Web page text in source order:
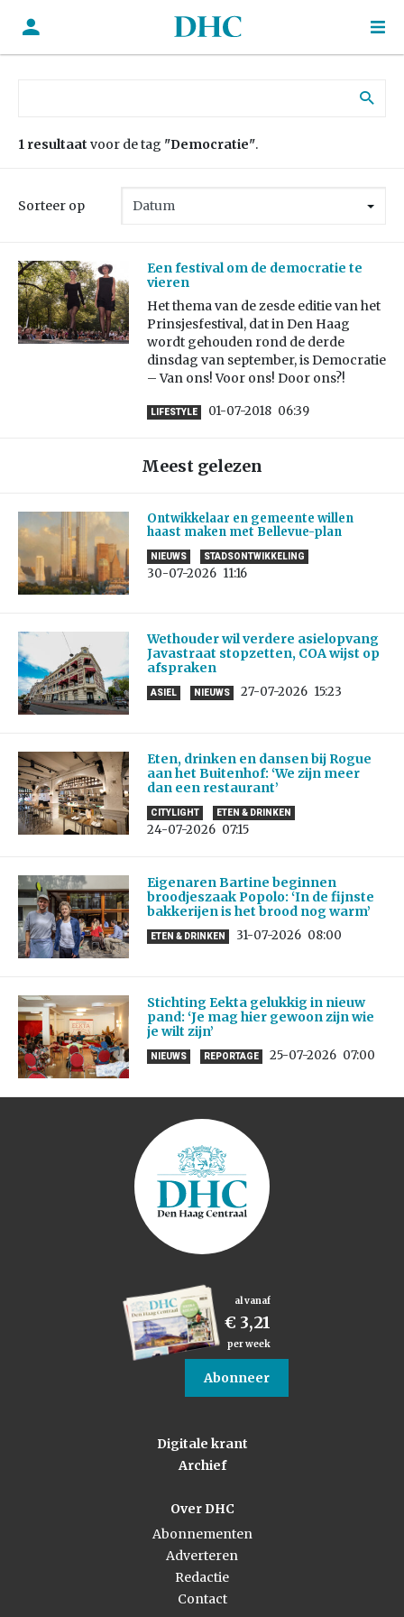
1 resultaat voor de tag "Democratie".
Sorteer op
Een festival om de democratie te
vieren
Het thema van de zesde editie van het
Prinsjesfestival, dat in Den Haag
wordt gehouden rond de derde
dinsdag van september, is Democratie
– Van ons! Voor ons! Door ons?!
LIFESTYLE 01-07-2018 06:39
Meest gelezen
Ontwikkelaar en gemeente willen
haast maken met Bellevue-plan
NIEUWS STADSONTWIKKELING
30-07-2026 11:16
Wethouder wil verdere asielopvang
Javastraat stopzetten, COA wijst op
afspraken
ASIEL NIEUWS 27-07-2026 15:23
Eten, drinken en dansen bij Rogue
aan het Buitenhof: ‘We zijn meer
dan een restaurant’
CITYLIGHT ETEN & DRINKEN
24-07-2026 07:15
Eigenaren Bartine beginnen
broodjeszaak Popolo: ‘In de fijnste
bakkerijen is het brood nog warm’
ETEN & DRINKEN 31-07-2026 08:00
Stichting Eekta gelukkig in nieuw
pand: ‘Je mag hier gewoon zijn wie
je wilt zijn’
NIEUWS REPORTAGE 25-07-2026 07:00
al vanaf
€ 3,21
per week
Abonneer
Digitale krant
Archief
Over DHC
Abonnementen
Adverteren
Redactie
Contact